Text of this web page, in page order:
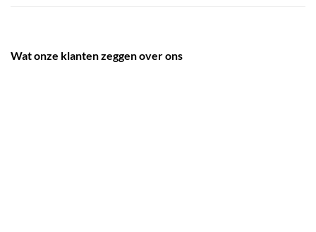
Wat onze klanten zeggen over ons